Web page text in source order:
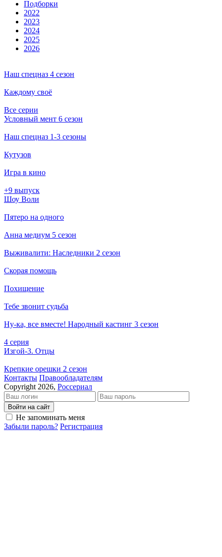
Подборки
2022
2023
2024
2025
2026
Наш спецназ 4 сезон
Каждому своё
Все серии
Условный мент 6 сезон
Наш спецназ 1-3 сезоны
Кутузов
Игра в кино
+9 выпуск
Шоу Воли
Пятеро на одного
Анна медиум 5 сезон
Выживалити: Наследники 2 сезон
Скорая помощь
Похищение
Тебе звонит судьба
Ну-ка, все вместе! Народный кастинг 3 сезон
4 серия
Изгой-3. Отцы
Крепкие орешки 2 сезон
Кон­так­ты Пра­во­об­ла­да­те­лям
Copyright 2026, Россериал
Войти на сайт
Не запоминать меня
Забыли пароль? Регистрация